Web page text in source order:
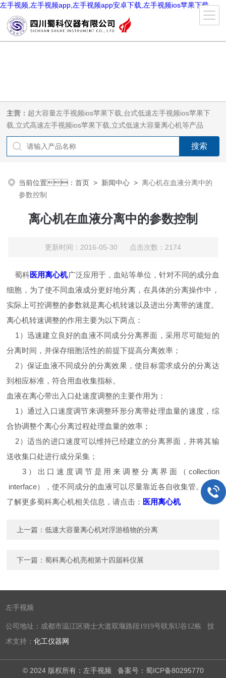
左手视频,左手视频app,左手视频app安卓下载,左手视频ios苹果下载
主营： 超大容量左手视频ios苹果下载,台式低速左手视频ios苹果下
载,立式高速左手视频ios苹果下载,立式低速大容量离心机等产品
当前位置：首页 > 新闻中心 >离心机在血液分离中的
参数控制
离心机在血液分离中的参数控制
更新时间：2016-05-30 点击次数：2174
蜀科医用离心机广泛应用于，血站等单位， 针对不同的成分血
细胞，为了使不同血液成分更好地分离，在具体的分离操作中，
实际上可控调整的参数就是离心机转速以及进出分离带的速度。
离心机转速调整的作用主要为以下两点：
1）迅速建立良好的血液不同成分分离界面，采用尽可能短的
分离时间，并保存细胞活性的前提下提高分离效率；
2）保证血液不同成分的分离效果，使目标需求成分的分离达
到相应标准，符合用血收集指标。
血液在离心带出入口处速度调整的主要作用为：
1）通过入口速度调节来调整环形分离带处理血量的速度，综
合协调整个离心分离过程处理血量的效率；
2）适当的进口速度可以维持已经建立的分离界面，并将其输
送收集口处进行成分采集；
3）出口速度调节是用来调整分离界面（collection
interface），使不同成分的血液可以尽量靠近各自收集管。
了解更多蜀科离心机相关信息，请点击： 医用离心机
上一篇：低速大容量离心机对浮游植物的分离
下一篇：蜀科离心机亮相第十四届科仪展
左手视频
公司地址：成都市温江区骑士大道双堰路段1919号联东U谷12栋 技
术支持：化工仪器网
© 2024 版权所有：左手视频 备案号：蜀ICP备80295770